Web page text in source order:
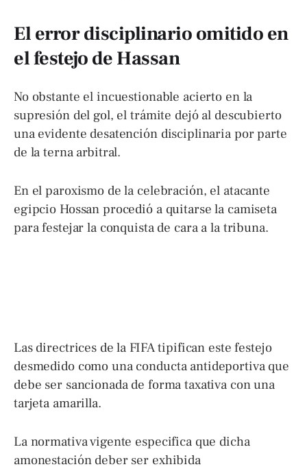
El error disciplinario omitido en
el festejo de Hassan
No obstante el incuestionable acierto en la
supresión del gol, el trámite dejó al descubierto
una evidente desatención disciplinaria por parte
de la terna arbitral.
En el paroxismo de la celebración, el atacante
egipcio Hossan procedió a quitarse la camiseta
para festejar la conquista de cara a la tribuna.
Las directrices de la FIFA tipifican este festejo
desmedido como una conducta antideportiva que
debe ser sancionada de forma taxativa con una
tarjeta amarilla.
La normativa vigente especifica que dicha
amonestación deber ser exhibida